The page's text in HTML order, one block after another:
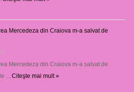
Mercedeza din Craiova m-a salvat de
Mercedeza din Craiova m-a salvat de
…Citeşte mai mult »